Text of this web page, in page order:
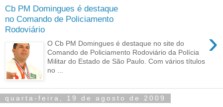
Cb PM Domingues é destaque
no Comando de Policiamento
Rodoviário
›
O Cb PM Domingues é destaque no site do
Comando de Policiamento Rodoviário da Polícia
Militar do Estado de São Paulo. Com vários títulos
no ...
quarta-feira, 19 de agosto de 2009